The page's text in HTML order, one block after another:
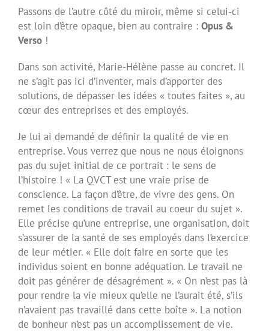
Passons de l’autre côté du miroir, même si celui-ci
est loin d’être opaque, bien au contraire : Opus &
Verso !
Dans son activité, Marie-Hélène passe au concret. Il
ne s’agit pas ici d’inventer, mais d’apporter des
solutions, de dépasser les idées « toutes faites », au
cœur des entreprises et des employés.
Je lui ai demandé de définir la qualité de vie en
entreprise. Vous verrez que nous ne nous éloignons
pas du sujet initial de ce portrait : le sens de
l’histoire ! « La QVCT est une vraie prise de
conscience. La façon d’être, de vivre des gens. On
remet les conditions de travail au coeur du sujet ».
Elle précise qu’une entreprise, une organisation, doit
s’assurer de la santé de ses employés dans l’exercice
de leur métier. « Elle doit faire en sorte que les
individus soient en bonne adéquation. Le travail ne
doit pas générer de désagrément ». « On n’est pas là
pour rendre la vie mieux qu’elle ne l’aurait été, s’ils
n’avaient pas travaillé dans cette boîte ». La notion
de bonheur n’est pas un accomplissement de vie.